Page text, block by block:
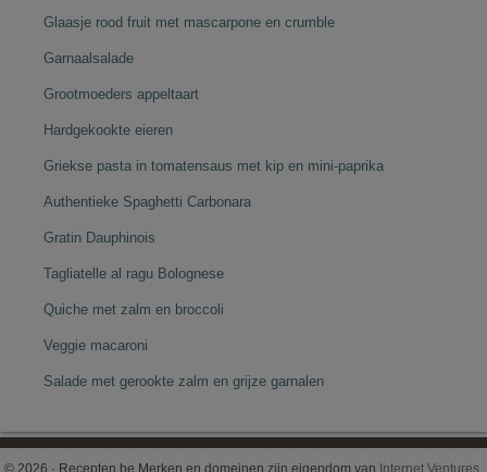
Glaasje rood fruit met mascarpone en crumble
Garnaalsalade
Grootmoeders appeltaart
Hardgekookte eieren
Griekse pasta in tomatensaus met kip en mini-paprika
Authentieke Spaghetti Carbonara
Gratin Dauphinois
Tagliatelle al ragu Bolognese
Quiche met zalm en broccoli
Veggie macaroni
Salade met gerookte zalm en grijze garnalen
© 2026 · Recepten.be Merken en domeinen zijn eigendom van Internet Ventures